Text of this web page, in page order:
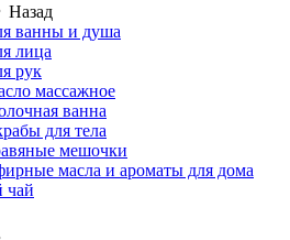
Назад
ванны и душа
лица
рук
массажное
ванна
для тела
мешочки
масла и ароматы для дома
чай